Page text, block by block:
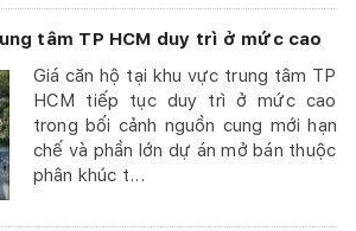
tâm TP HCM duy trì ở mức cao
Giá căn hộ tại khu vực trung tâm TP
HCM tiếp tục duy trì ở mức cao
trong bối cảnh nguồn cung mới hạn
chế và phần lớn dự án mở bán thuộc
phân khúc t...